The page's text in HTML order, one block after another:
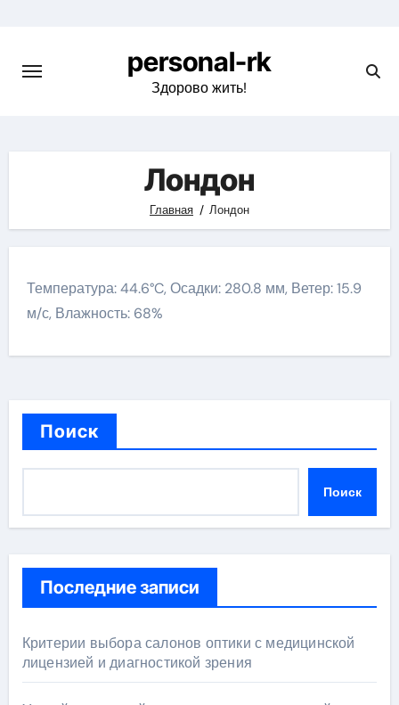
содержимому
personal-rk
Здорово жить!
Лондон
Главная Лондон
Температура: 44.6°C, Осадки: 280.8 мм, Ветер: 15.9
м/с, Влажность: 68%
Поиск
Поиск
Последние записи
Критерии выбора салонов оптики с медицинской
лицензией и диагностикой зрения